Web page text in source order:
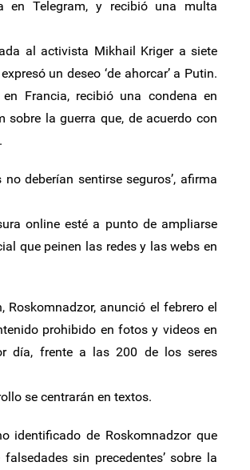
en Telegram, y recibió una multa
al activista Mikhail Kriger a siete
un deseo ‘de ahorcar’ a Putin.
Francia, recibió una condena en
sobre la guerra que, de acuerdo con
deberían sentirse seguros’, afirma
online esté a punto de ampliarse
que peinen las redes y las webs en
Roskomnadzor, anunció el febrero el
prohibido en fotos y videos en
día, frente a las 200 de los seres
se centrarán en textos.
identificado de Roskomnadzor que
sin precedentes’ sobre la